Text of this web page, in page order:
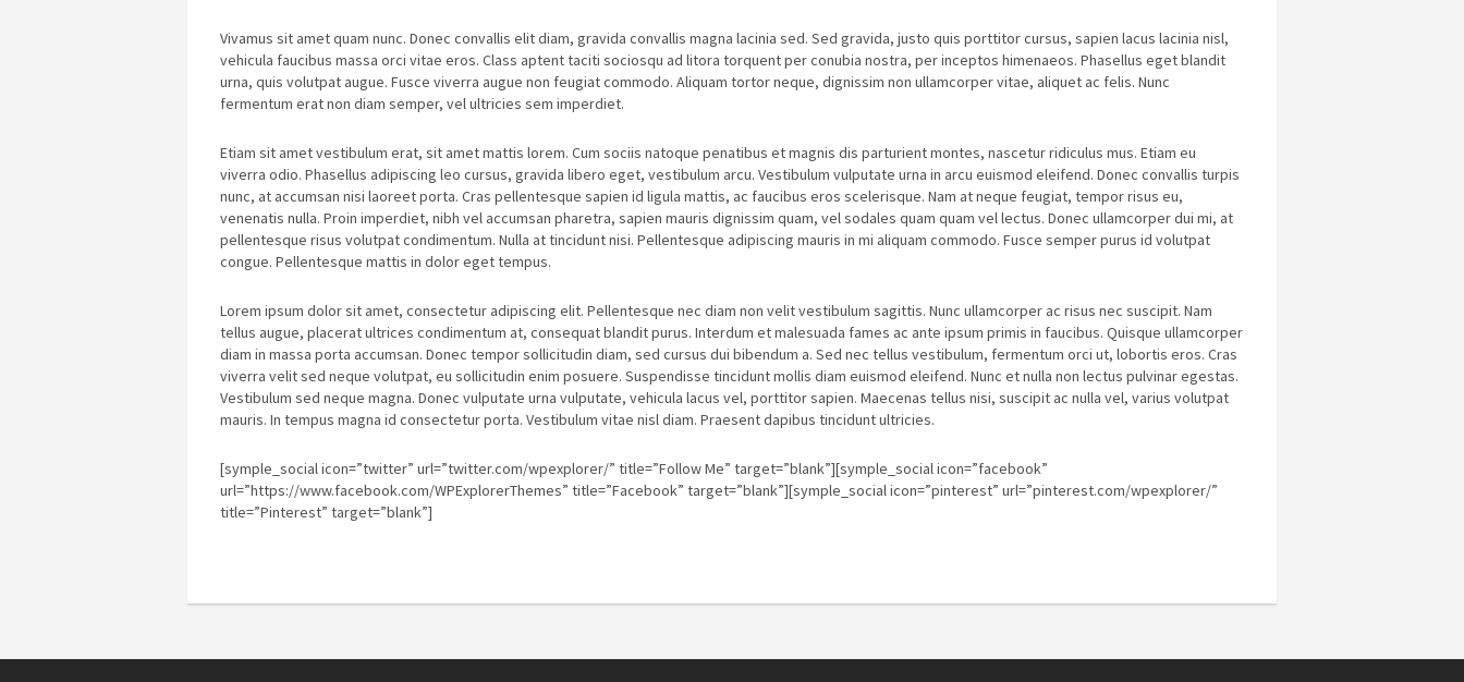
Vivamus sit amet quam nunc. Donec convallis elit diam, gravida convallis magna lacinia sed. Sed gravida, justo quis porttitor cursus, sapien lacus lacinia nisl,
vehicula faucibus massa orci vitae eros. Class aptent taciti sociosqu ad litora torquent per conubia nostra, per inceptos himenaeos. Phasellus eget blandit
urna, quis volutpat augue. Fusce viverra augue non feugiat commodo. Aliquam tortor neque, dignissim non ullamcorper vitae, aliquet ac felis. Nunc
fermentum erat non diam semper, vel ultricies sem imperdiet.
Etiam sit amet vestibulum erat, sit amet mattis lorem. Cum sociis natoque penatibus et magnis dis parturient montes, nascetur ridiculus mus. Etiam eu
viverra odio. Phasellus adipiscing leo cursus, gravida libero eget, vestibulum arcu. Vestibulum vulputate urna in arcu euismod eleifend. Donec convallis turpis
nunc, at accumsan nisi laoreet porta. Cras pellentesque sapien id ligula mattis, ac faucibus eros scelerisque. Nam at neque feugiat, tempor risus eu,
venenatis nulla. Proin imperdiet, nibh vel accumsan pharetra, sapien mauris dignissim quam, vel sodales quam quam vel lectus. Donec ullamcorper dui mi, at
pellentesque risus volutpat condimentum. Nulla at tincidunt nisi. Pellentesque adipiscing mauris in mi aliquam commodo. Fusce semper purus id volutpat
congue. Pellentesque mattis in dolor eget tempus.
Lorem ipsum dolor sit amet, consectetur adipiscing elit. Pellentesque nec diam non velit vestibulum sagittis. Nunc ullamcorper ac risus nec suscipit. Nam
tellus augue, placerat ultrices condimentum at, consequat blandit purus. Interdum et malesuada fames ac ante ipsum primis in faucibus. Quisque ullamcorper
diam in massa porta accumsan. Donec tempor sollicitudin diam, sed cursus dui bibendum a. Sed nec tellus vestibulum, fermentum orci ut, lobortis eros. Cras
viverra velit sed neque volutpat, eu sollicitudin enim posuere. Suspendisse tincidunt mollis diam euismod eleifend. Nunc et nulla non lectus pulvinar egestas.
Vestibulum sed neque magna. Donec vulputate urna vulputate, vehicula lacus vel, porttitor sapien. Maecenas tellus nisi, suscipit ac nulla vel, varius volutpat
mauris. In tempus magna id consectetur porta. Vestibulum vitae nisl diam. Praesent dapibus tincidunt ultricies.
[symple_social icon=”twitter” url=”twitter.com/wpexplorer/” title=”Follow Me” target=”blank”][symple_social icon=”facebook”
url=”https://www.facebook.com/WPExplorerThemes” title=”Facebook” target=”blank”][symple_social icon=”pinterest” url=”pinterest.com/wpexplorer/”
title=”Pinterest” target=”blank”]